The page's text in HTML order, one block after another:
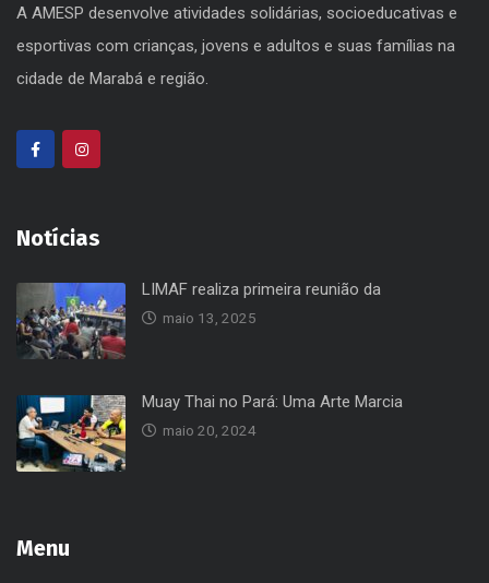
A AMESP desenvolve atividades solidárias, socioeducativas e
esportivas com crianças, jovens e adultos e suas famílias na
cidade de Marabá e região.
Notícias
LIMAF realiza primeira reunião da
maio 13, 2025
Muay Thai no Pará: Uma Arte Marcia
maio 20, 2024
Menu